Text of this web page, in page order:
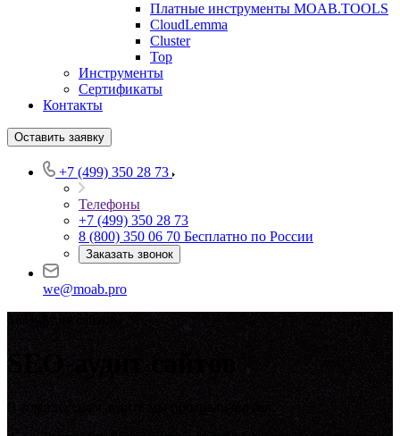
Платные инструменты MOAB.TOOLS
CloudLemma
Cluster
Top
Инструменты
Сертификаты
Контакты
Оставить заявку
+7 (499) 350 28 73
Телефоны
+7 (499) 350 28 73
8 (800) 350 06 70 Бесплатно по России
Заказать звонок
we@moab.pro